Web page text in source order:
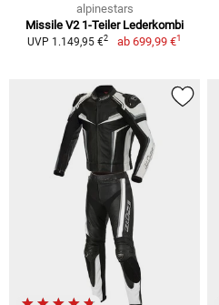
alpinestars
Missile V2 1-Teiler Lederkombi
UVP 1.149,95 €2 ab 699,99 €1